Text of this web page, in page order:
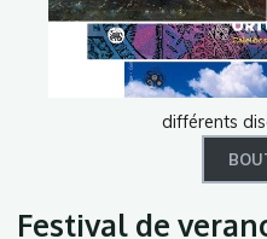
différents
Festival de